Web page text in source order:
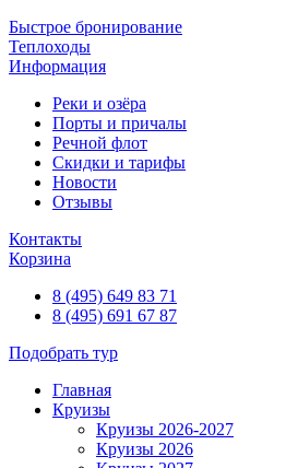
Быстрое бронирование
Теплоходы
Информация
Реки и озёра
Порты и причалы
Речной флот
Скидки и тарифы
Новости
Отзывы
Контакты
Корзина
8 (495) 649 83 71
8 (495) 691 67 87
Подобрать тур
Главная
Круизы
Круизы 2026-2027
Круизы 2026